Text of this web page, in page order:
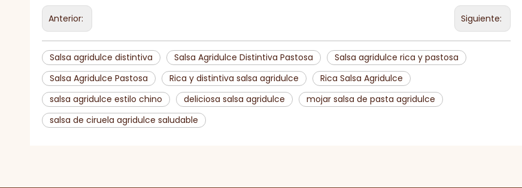
Anterior: Siguiente:
Salsa agridulce distintiva Salsa Agridulce Distintiva Pastosa
Salsa agridulce rica y pastosa
Salsa Agridulce Pastosa
Rica y distintiva salsa agridulce
Rica Salsa Agridulce
salsa agridulce estilo chino
deliciosa salsa agridulce
mojar salsa de pasta agridulce
salsa de ciruela agridulce saludable